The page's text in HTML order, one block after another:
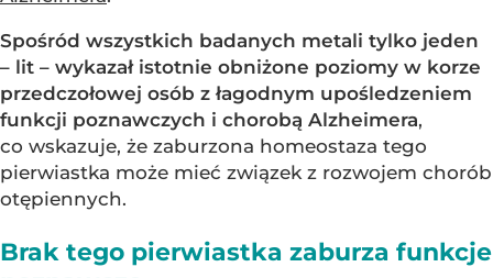
Spośród wszystkich badanych metali tylko jeden
– lit – wykazał istotnie obniżone poziomy w korze
przedczołowej osób z łagodnym upośledzeniem
funkcji poznawczych i chorobą Alzheimera,
co wskazuje, że zaburzona homeostaza tego
pierwiastka może mieć związek z rozwojem chorób
otępiennych.
Brak tego pierwiastka zaburza funkcje